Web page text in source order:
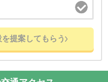
提案してもらう